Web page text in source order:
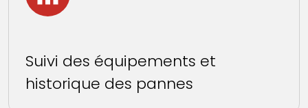
Suivi des équipements et
historique des pannes